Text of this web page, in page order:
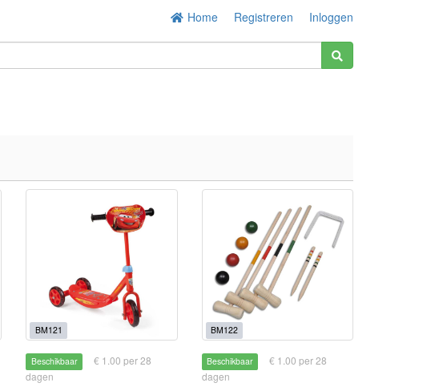
Home Registreren Inloggen
BM121
Beschikbaar
€ 1.00 per 28
dagen
BM122
Beschikbaar
€ 1.00 per 28
dagen